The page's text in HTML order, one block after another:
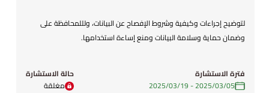
لتوضيح إجراءات وكيفية وشروط الإفصاح عن البيانات، ولللمحافظة على
وضمان حماية وسلامة البيانات ومنع إساءة استخدامها.
فترة الاستشارة
05‏/03‏/2025
-
19‏/03‏/2025
حالة الاستشارة
مغلقة